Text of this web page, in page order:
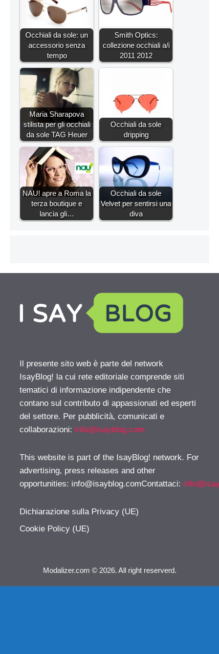
Occhiali da sole: un
accessorio senza
tempo
Smith Optics:
collezione occhiali a/i
2011 2012
Maria Sharapova
stilista per gli occhiali
da sole TAG Heuer
Occhiali da sole
dripping
NAU! apre a Roma la
terza boutique e
lancia gli…
Occhiali da sole
Velvet per sentirsi una
diva
Il presente sito web è parte del network
IsayBlog! la cui rete editoriale comprende siti
tematici di informazione indipendente che
contano sul contributo di appassionati ed esperti
del settore. Per pubblicità, comunicati e
collaborazioni: info@isayblog.com
This website is part of the IsayBlog! network. For
advertising, press releases and other
opportunities: info@isayblog.comContattaci:
Dichiarazione sulla Privacy (UE)
Cookie Policy (UE)
Modalizer.com © 2026. All right reserverd.